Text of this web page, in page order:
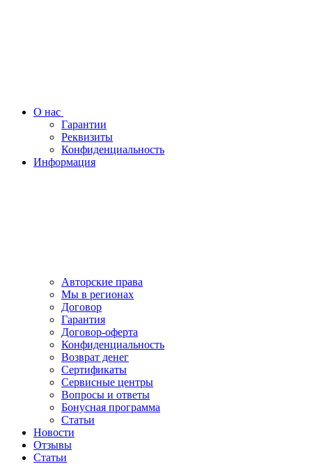
О нас
Гарантии
Реквизиты
Конфиденциальность
Информация
Авторские права
Мы в регионах
Договор
Гарантия
Договор-оферта
Конфиденциальность
Возврат денег
Сертификаты
Сервисные центры
Вопросы и ответы
Бонусная программа
Статьи
Новости
Отзывы
Статьи